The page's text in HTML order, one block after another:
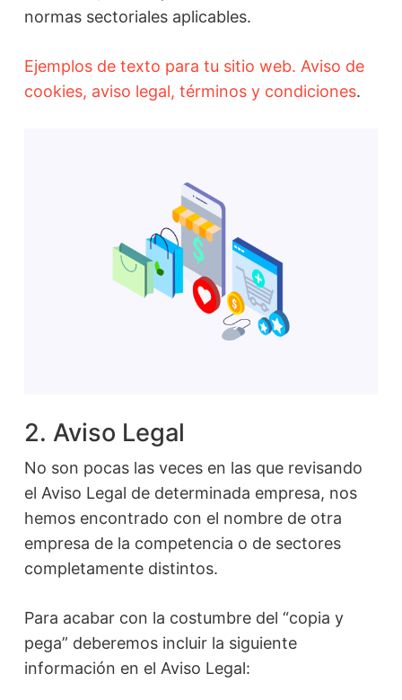
normas sectoriales aplicables.
Ejemplos de texto para tu sitio web. Aviso de
cookies, aviso legal, términos y condiciones.
2. Aviso Legal
No son pocas las veces en las que revisando
el Aviso Legal de determinada empresa, nos
hemos encontrado con el nombre de otra
empresa de la competencia o de sectores
completamente distintos.
Para acabar con la costumbre del “copia y
pega” deberemos incluir la siguiente
información en el Aviso Legal: